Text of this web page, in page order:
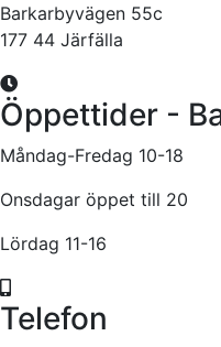
Barkarbyvägen 55c
177 44 Järfälla
Öppettider -
Måndag-Fredag 10-18
Onsdagar öppet till 20
Lördag 11-16
Telefon